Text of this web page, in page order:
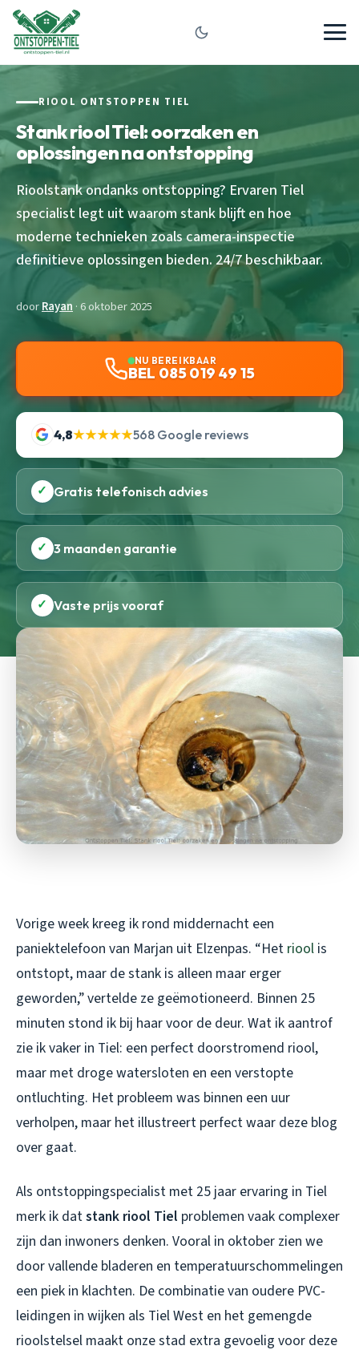
RIOOL ONTSTOPPEN TIEL
Stank riool Tiel: oorzaken en
oplossingen na ontstopping
Rioolstank ondanks ontstopping? Ervaren Tiel
specialist legt uit waarom stank blijft en hoe
moderne technieken zoals camera-inspectie
definitieve oplossingen bieden. 24/7 beschikbaar.
doorRayan · 6 oktober 2025
NU BEREIKBAAR
BEL 085 019 49 15
4,8★★★★★568 Google reviews
✓ Gratis telefonisch advies
✓ 3 maanden garantie
✓ Vaste prijs vooraf
Vorige week kreeg ik rond middernacht een
paniektelefoon van Marjan uit Elzenpas. “Het riool is
ontstopt, maar de stank is alleen maar erger
geworden,” vertelde ze geëmotioneerd. Binnen 25
minuten stond ik bij haar voor de deur. Wat ik aantrof
zie ik vaker in Tiel: een perfect doorstromend riool,
maar met droge watersloten en een verstopte
ontluchting. Het probleem was binnen een uur
verholpen, maar het illustreert perfect waar deze blog
over gaat.
Als ontstoppingspecialist met 25 jaar ervaring in Tiel
merk ik datstank riool Tiel problemen vaak complexer
zijn dan inwoners denken. Vooral in oktober zien we
door vallende bladeren en temperatuurschommelingen
een piek in klachten. De combinatie van oudere PVC-
leidingen in wijken als Tiel West en het gemengde
rioolstelsel maakt onze stad extra gevoelig voor deze